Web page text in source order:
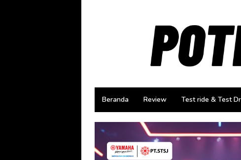
Beranda Review Test ride & Test